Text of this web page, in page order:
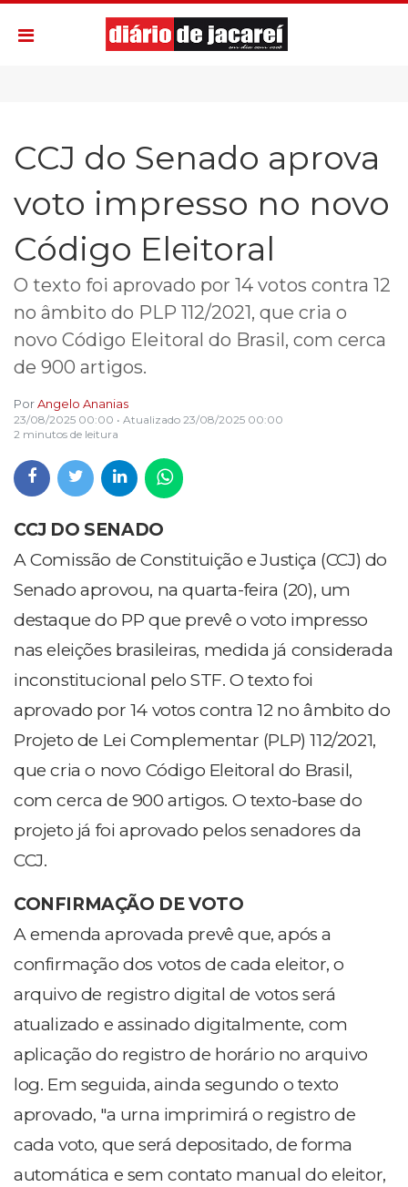
CCJ do Senado aprova
voto impresso no novo
Código Eleitoral
O texto foi aprovado por 14 votos contra 12
no âmbito do PLP 112/2021, que cria o
novo Código Eleitoral do Brasil, com cerca
de 900 artigos.
PorAngelo Ananias
23/08/2025 00:00 • Atualizado 23/08/2025 00:00
2 minutos de leitura
CCJ DO SENADO
A Comissão de Constituição e Justiça (CCJ) do
Senado aprovou, na quarta-feira (20), um
destaque do PP que prevê o voto impresso
nas eleições brasileiras, medida já considerada
inconstitucional pelo STF. O texto foi
aprovado por 14 votos contra 12 no âmbito do
Projeto de Lei Complementar (PLP) 112/2021,
que cria o novo Código Eleitoral do Brasil,
com cerca de 900 artigos. O texto-base do
projeto já foi aprovado pelos senadores da
CCJ.
CONFIRMAÇÃO DE VOTO
A emenda aprovada prevê que, após a
confirmação dos votos de cada eleitor, o
arquivo de registro digital de votos será
atualizado e assinado digitalmente, com
aplicação do registro de horário no arquivo
log. Em seguida, ainda segundo o texto
aprovado, "a urna imprimirá o registro de
cada voto, que será depositado, de forma
automática e sem contato manual do eleitor,